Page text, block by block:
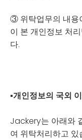
③ 위탁업무의 내용
이 본 개인정보 처
다.
▪개인정보의 국외
Jackery는 아래와
여 위탁처리하고 있